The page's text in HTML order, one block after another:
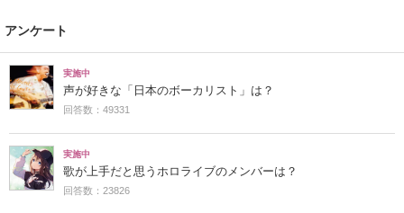
アンケート
実施中
声が好きな「日本のボーカリスト」は？
回答数：49331
実施中
歌が上手だと思うホロライブのメンバーは？
回答数：23826